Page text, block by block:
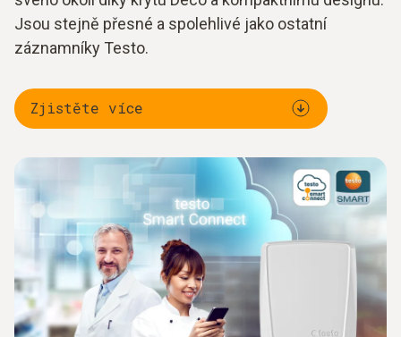
Jsou stejně přesné a spolehlivé jako ostatní
záznamníky Testo.
Zjistěte více